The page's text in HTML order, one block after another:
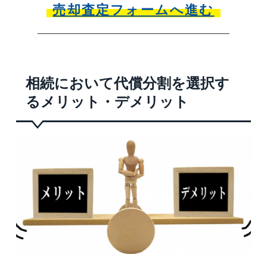
売却査定フォームへ進む
相続において代償分割を選択す
るメリット・デメリット